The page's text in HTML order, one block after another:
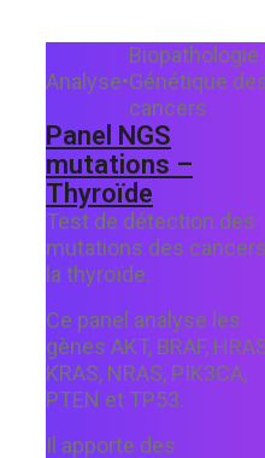
Analyse•
Biopathologie
Génétique
cancers
Panel NGS
mutations –
Thyroïde
Test de détection des
mutations des
la thyroïde.
Ce panel analyse les
gènes AKT, BRAF,
KRAS, NRAS, PIK3CA,
PTEN et TP53.
Il apporte des